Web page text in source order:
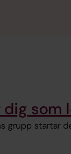
dig som
grupp startar